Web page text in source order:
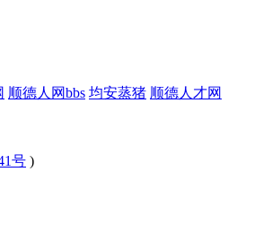
顺德人网bbs 均安蒸猪 顺德人才网
号 )